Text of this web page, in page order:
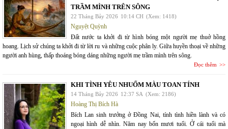
TRẦM MÌNH TRÊN SÔNG
22 Tháng Bảy 2026 10:14 CH (Xem: 1418)
Nguyệt Quỳnh
Đất nước ta khởi đi từ hình bóng một người mẹ thuở hồng
hoang. Lịch sử chúng ta khởi đi từ lời ru và những cuộc phân ly. Giữa huyền thoại về những
người anh hùng, thấp thoáng bóng dáng những người mẹ trầm mình trên sông.
Đọc thêm
KHI TÌNH YÊU NHUỐM MÀU TOAN TÍNH
14 Tháng Bảy 2026 12:37 SA (Xem: 2186)
Hoàng Thị Bích Hà
Bích Lan sinh trưởng ở Đồng Nai, tính tình hiền lành và có
ngoại hình dễ nhìn. Năm nay bốn mươi tuổi. Ở cái tuổi mà